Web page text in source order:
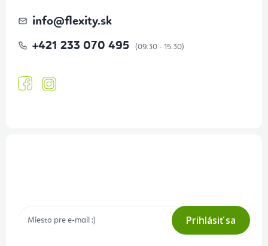
info@flexity.sk
+421 233 070 495
Prihlásiť sa